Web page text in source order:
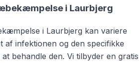
i Laurbjerg
i Laurbjerg kan variere
af infektionen og den specifikke
behandle den. Vi tilbyder en gratis